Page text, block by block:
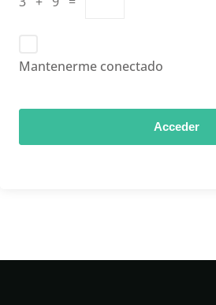
Mantenerme conectado
Acceder